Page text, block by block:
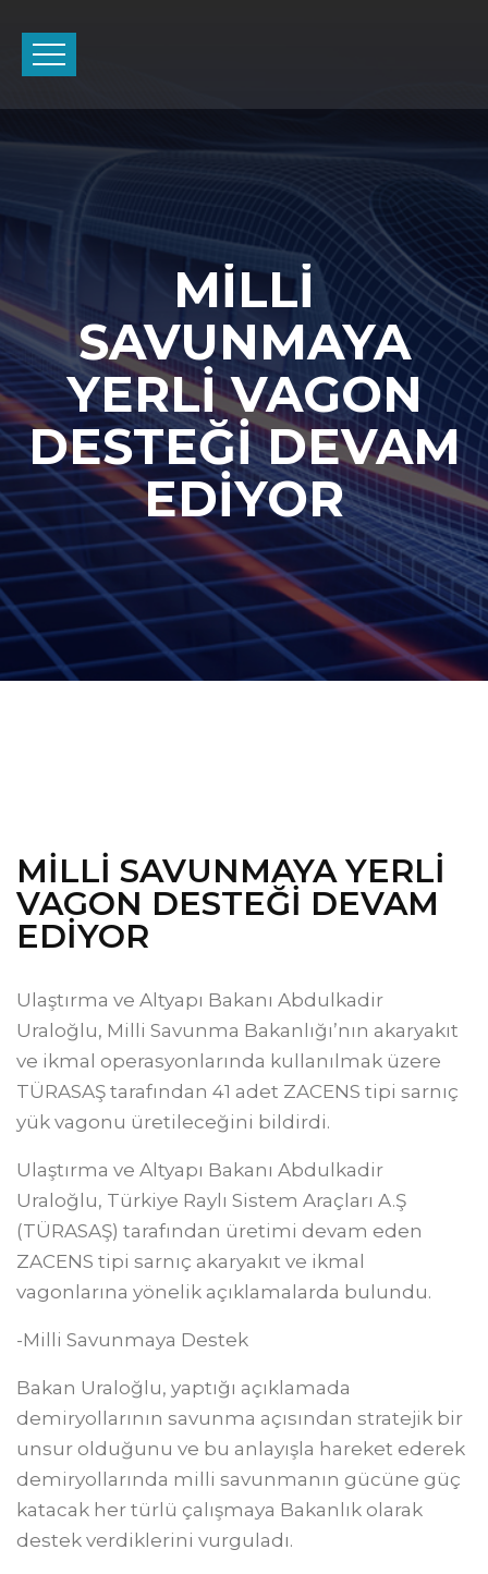
MİLLİ
SAVUNMAYA
YERLİ VAGON
DESTEĞİ DEVAM
EDİYOR
MİLLİ SAVUNMAYA YERLİ
VAGON DESTEĞİ DEVAM
EDİYOR
Ulaştırma ve Altyapı Bakanı Abdulkadir
Uraloğlu, Milli Savunma Bakanlığı’nın akaryakıt
ve ikmal operasyonlarında kullanılmak üzere
TÜRASAŞ tarafından 41 adet ZACENS tipi sarnıç
yük vagonu üretileceğini bildirdi.
Ulaştırma ve Altyapı Bakanı Abdulkadir
Uraloğlu, Türkiye Raylı Sistem Araçları A.Ş
(TÜRASAŞ) tarafından üretimi devam eden
ZACENS tipi sarnıç akaryakıt ve ikmal
vagonlarına yönelik açıklamalarda bulundu.
-Milli Savunmaya Destek
Bakan Uraloğlu, yaptığı açıklamada
demiryollarının savunma açısından stratejik bir
unsur olduğunu ve bu anlayışla hareket ederek
demiryollarında milli savunmanın gücüne güç
katacak her türlü çalışmaya Bakanlık olarak
destek verdiklerini vurguladı.